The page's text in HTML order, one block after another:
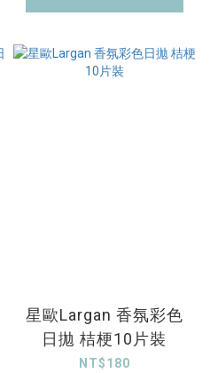
星歐Largan 香氛彩色
日拋 桔梗10片裝
NT$180